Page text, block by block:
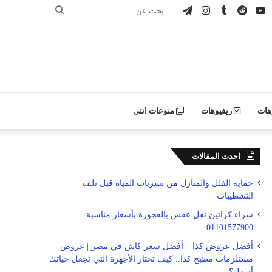
بحث تيلقرامانستقرام يوتيوب
ريفيوهات منوعات انثى
احدث المقالات
حماية الفلل والمنازل من تسربات المياه قبل تلف
التشطيبات
شراء كراتين نقل عفش بالعجوزة بأسعار مناسبة
01101577900
أفضل عروض كذا – أفضل سعر كاش في مصر | عروض
مستلزمات مطبخ كذا.. كيف تختار الأجهزة التي تجعل حياتك